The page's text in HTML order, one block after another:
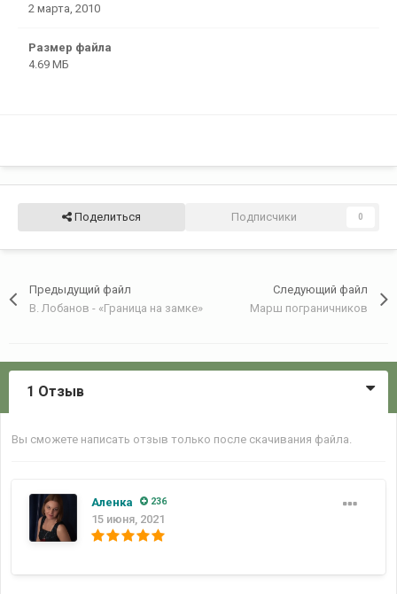
2 марта, 2010
Размер файла
4.69 МБ
Поделиться Подписчики 0
Предыдущий файл
В. Лобанов - «Граница на замке»
Следующий файл
Марш пограничников
1 Отзыв
Вы сможете написать отзыв только после скачивания файла.
Аленка 236
15 июня, 2021